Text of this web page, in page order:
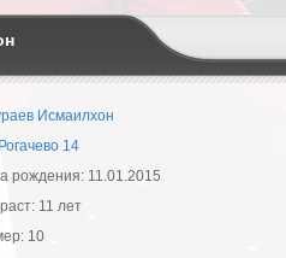
Исмаилхон
14
рождения: 11.01.2015
11 лет
10